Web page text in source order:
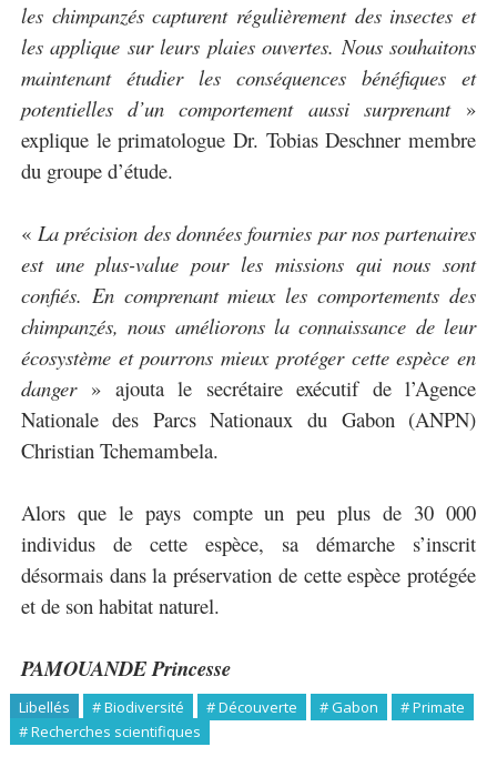
les chimpanzés capturent régulièrement des insectes et
les applique sur leurs plaies ouvertes. Nous souhaitons
maintenant étudier les conséquences bénéfiques et
potentielles d’un comportement aussi surprenant»
explique le primatologue Dr. Tobias Deschner membre
du groupe d’étude.
«La précision des données fournies par nos partenaires
est une plus-value pour les missions qui nous sont
confiés. En comprenant mieux les comportements des
chimpanzés, nous améliorons la connaissance de leur
écosystème et pourrons mieux protéger cette espèce en
danger» ajouta le secrétaire exécutif de l’Agence
Nationale des Parcs Nationaux du Gabon (ANPN)
Christian Tchemambela.
Alors que le pays compte un peu plus de 30 000
individus de cette espèce, sa démarche s’inscrit
désormais dans la préservation de cette espèce protégée
et de son habitat naturel.
PAMOUANDE Princesse
Libellés # Biodiversité # Découverte # Gabon
# Primate
# Recherches scientifiques